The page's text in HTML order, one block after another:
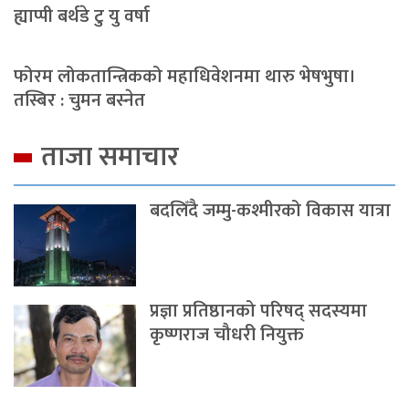
ह्याप्पी बर्थडे टु यु वर्षा
फोरम लोकतान्त्रिकको महाधिवेशनमा थारु भेषभुषा।
तस्बिर : चुमन बस्नेत
ताजा समाचार
बदलिँदै जम्मु-कश्मीरको विकास यात्रा
प्रज्ञा प्रतिष्ठानको परिषद् सदस्यमा
कृष्णराज चौधरी नियुक्त